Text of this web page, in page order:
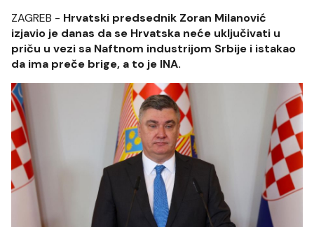
ZAGREB - Hrvatski predsednik Zoran Milanović
izjavio je danas da se Hrvatska neće uključivati u
priču u vezi sa Naftnom industrijom Srbije i istakao
da ima preče brige, a to je INA.